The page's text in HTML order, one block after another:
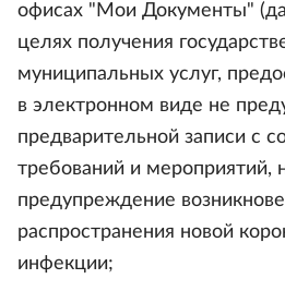
офисах "Мои Документы"
целях получения
муниципальных услуг,
в электронном виде не
предварительной записи с
требований и мероприятий,
предупреждение
распространения новой
инфекции;